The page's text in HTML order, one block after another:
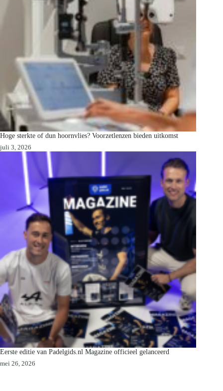
Hoge sterkte of dun hoornvlies? Voorzetlenzen bieden uitkomst
juli 3, 2026
Eerste editie van Padelgids.nl Magazine officieel gelanceerd
mei 26, 2026